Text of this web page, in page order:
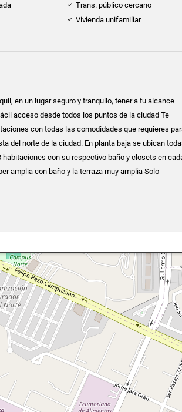
Trans. público cercano
Vivienda unifamiliar
en un lugar seguro y tranquilo, tener a tu alcance
acceso desde todos los puntos de la ciudad Te
con todas las comodidades que requieres
del norte de la ciudad. En planta baja se ubican
con su respectivo baño y closets en
amplia con baño y la terraza muy amplia Solo